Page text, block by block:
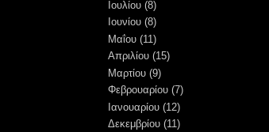
Ιουλίου (8)
Ιουνίου (8)
Μαΐου (11)
Απριλίου (15)
Μαρτίου (9)
Φεβρουαρίου (7)
Ιανουαρίου (12)
Δεκεμβρίου (11)